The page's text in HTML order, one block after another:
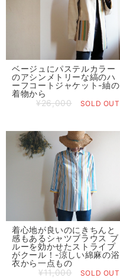
ベージュにパステルカラー
のアシンメトリーな縞のハ
ーフコートジャケット-紬の
着物から
¥26,000
SOLD OUT
着心地が良いのにきちんと
感もあるシャツブラウス ブ
ルーを効かせたストライプ
がクール！-涼しい綿麻の浴
衣から一点もの
¥11,000
SOLD OUT